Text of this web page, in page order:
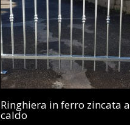
Ringhiera in ferro zincata a
caldo